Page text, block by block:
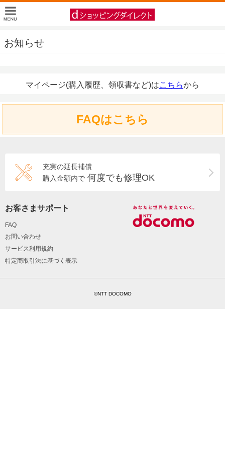
お知らせ
マイページ(購入履歴、領収書など)はこちらから
FAQはこちら
充実の延長補償
購入金額内で 何度でも修理OK
お客さまサポート
FAQ
お問い合わせ
サービス利用規約
特定商取引法に基づく表示
©NTT DOCOMO